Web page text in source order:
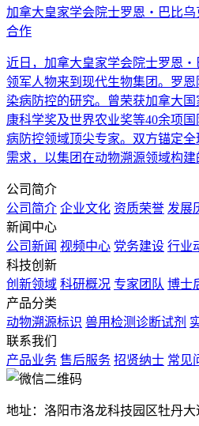
加拿大皇家学会院士罗恩・巴比
合作
近日，加拿大皇家学会院士罗恩
领军人物来到现代生物集团。罗
染病防控的研究。曾荣获加拿大
康科学奖及世界农业奖等40余项
病防控领域顶尖专家。双方锚定
需求，以集团在动物溯源领域构建
公司简介
公司简介 企业文化 资质荣誉 发展
新闻中心
公司新闻 视频中心 党务建设 行业
科技创新
创新领域 科研概况 专家团队 博士
产品分类
动物溯源标识 兽用检测诊断试剂
联系我们
产品业务 售后服务 招贤纳士 常见
地址：洛阳市洛龙科技园区牡丹大